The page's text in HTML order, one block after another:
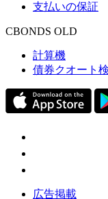
支払いの保証
CBONDS OLD
計算機
債券クオート
広告掲載